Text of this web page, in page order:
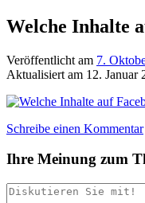
Welche Inhalte
Veröffentlicht am 7.
Aktualisiert am 12. Januar
Schreibe einen Kommentar
Ihre Meinung zum